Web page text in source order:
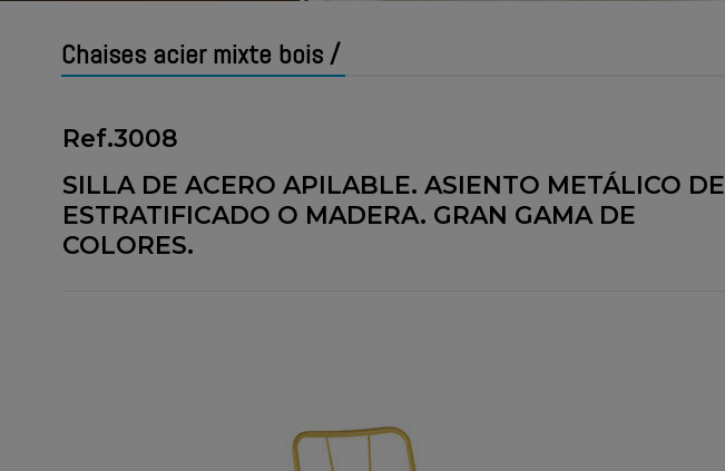
Chaises acier mixte bois /
Ref.3008
SILLA DE ACERO APILABLE. ASIENTO METÁLICO DE
ESTRATIFICADO O MADERA. GRAN GAMA DE
COLORES.